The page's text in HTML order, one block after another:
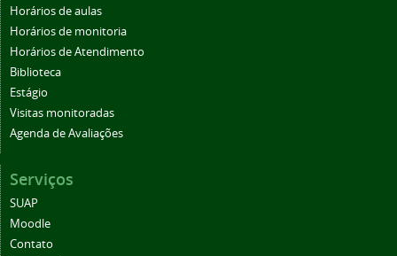
Horários de aulas
Horários de monitoria
Horários de Atendimento
Biblioteca
Estágio
Visitas monitoradas
Agenda de Avaliações
Serviços
SUAP
Moodle
Contato